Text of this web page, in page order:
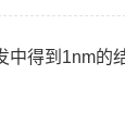
得到1nm